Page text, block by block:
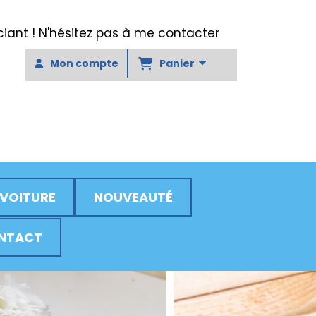
! N'hésitez pas à me contacter
Mon compte Panier
NOUVEAUTÉ